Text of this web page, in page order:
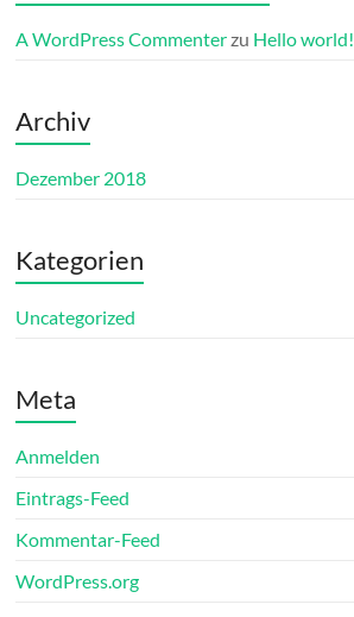
A WordPress Commenterzu Hello world!
Archiv
Dezember 2018
Kategorien
Uncategorized
Meta
Anmelden
Eintrags-Feed
Kommentar-Feed
WordPress.org